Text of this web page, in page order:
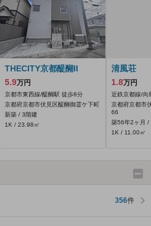
THECITY京都醍醐II
5.9万円
京都市東西線/醍醐駅 徒歩8分
京都府京都市伏見区醍醐御霊ケ下町
新築 / 3階建
1K / 23.98㎡
清風荘
1.8万円
近鉄京都線/向
京都府京都市
66
築56年2ヶ月 /
1K / 11.00㎡
356件